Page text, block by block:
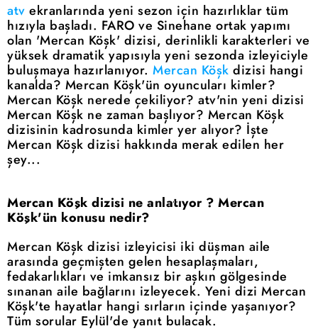
atv ekranlarında yeni sezon için hazırlıklar tüm
hızıyla başladı. FARO ve Sinehane ortak yapımı
olan 'Mercan Köşk' dizisi, derinlikli karakterleri ve
yüksek dramatik yapısıyla yeni sezonda izleyiciyle
buluşmaya hazırlanıyor. Mercan Köşk dizisi hangi
kanalda? Mercan Köşk'ün oyuncuları kimler?
Mercan Köşk nerede çekiliyor? atv'nin yeni dizisi
Mercan Köşk ne zaman başlıyor? Mercan Köşk
dizisinin kadrosunda kimler yer alıyor? İşte
Mercan Köşk dizisi hakkında merak edilen her
şey...
Mercan Köşk dizisi ne anlatıyor ? Mercan
Köşk'ün konusu nedir?
Mercan Köşk dizisi izleyicisi iki düşman aile
arasında geçmişten gelen hesaplaşmaları,
fedakarlıkları ve imkansız bir aşkın gölgesinde
sınanan aile bağlarını izleyecek. Yeni dizi Mercan
Köşk'te hayatlar hangi sırların içinde yaşanıyor?
Tüm sorular Eylül'de yanıt bulacak.